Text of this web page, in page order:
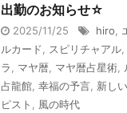
出勤のお知らせ☆
2025/11/25 hiro
ルカード
スピリチャアル
ラ
マヤ暦 マヤ暦占星術
占龍館 幸福の予言 新し
ピスト
風の時代